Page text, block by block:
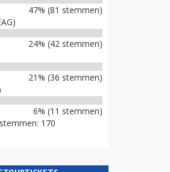
47% (81 stemmen)
24% (42 stemmen)
21% (36 stemmen)
6% (11 stemmen)
170